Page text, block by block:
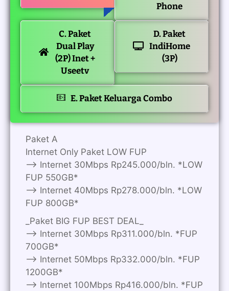
Phone
C. Paket
Dual Play
(2P) Inet +
Useetv
D. Paket
IndiHome
(3P)
E. Paket Keluarga Combo
Paket A
Internet Only Paket LOW FUP
—> Internet 30Mbps Rp245.000/bln. *LOW
FUP 550GB*
—> Internet 40Mbps Rp278.000/bln. *LOW
FUP 800GB*
_Paket BIG FUP BEST DEAL_
—> Internet 30Mbps Rp311.000/bln. *FUP
700GB*
—> Internet 50Mbps Rp332.000/bln. *FUP
1200GB*
—> Internet 100Mbps Rp416.000/bln. *FUP